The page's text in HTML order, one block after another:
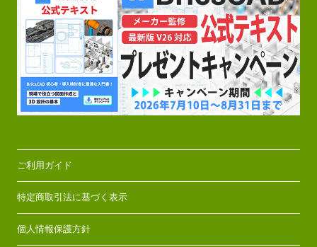
ご利用ガイド
特定商取引法に基づく表示
個人情報保護方針